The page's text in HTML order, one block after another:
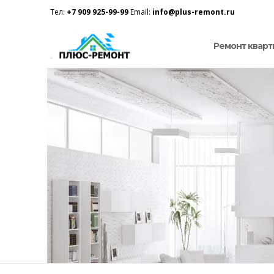
Тел: +7 909 925-99-99Email: info@plus-remont.ru
Ремонт